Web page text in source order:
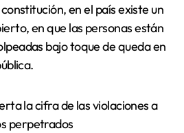
en el país existe un
en que las personas están
bajo toque de queda en
la cifra de las violaciones a
perpetrados